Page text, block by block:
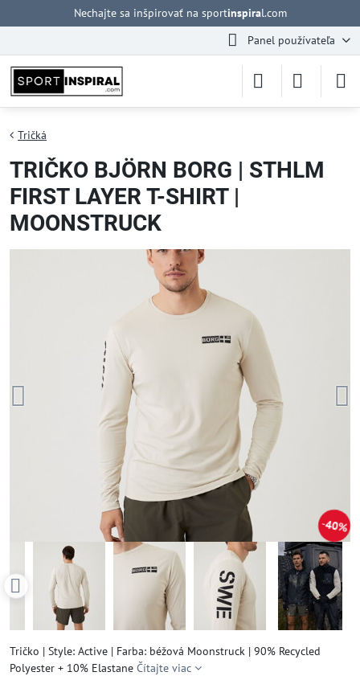
Nechajte sa inšpirovať na sportinspiral.com
Panel používateľa
40%
Tričká
TRIČKO BJÖRN BORG | STHLM
FIRST LAYER T-SHIRT |
MOONSTRUCK
Tričko | Style: Active | Farba: béžová Moonstruck | 90% Recycled
Polyester + 10% Elastane Čítajte viac